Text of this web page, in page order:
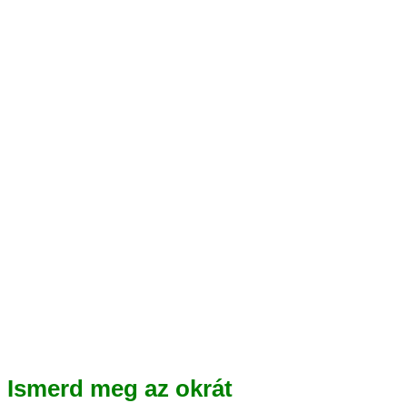
Ismerd meg az okrát